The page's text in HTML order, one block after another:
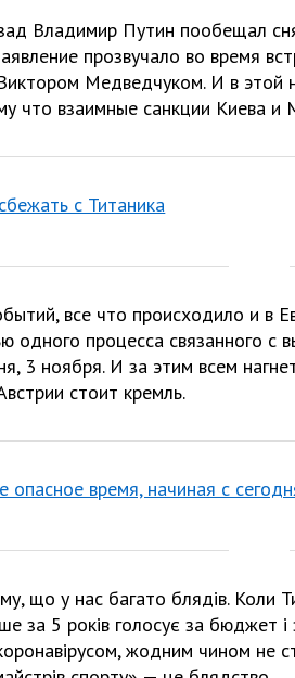
Владимир Путин пообещал
прозвучало во время
Медведчуком. И в этой
что взаимные санкции Киева и
с Титаника
все что происходило и в
одного процесса связанного
3 ноября. И за этим всем
стоит кремль.
время, начиная с
що у нас багато блядів. Коли
за 5 років голосує за бюджет
жодним чином не